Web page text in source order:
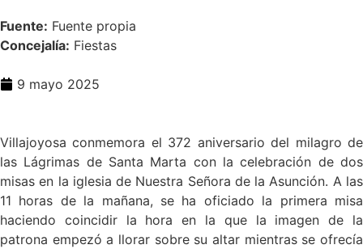
Fuente: Fuente propia
Concejalía: Fiestas
9 mayo 2025
Villajoyosa conmemora el 372 aniversario del milagro de
las Lágrimas de Santa Marta con la celebración de dos
misas en la iglesia de Nuestra Señora de la Asunción. A las
11 horas de la mañana, se ha oficiado la primera misa
haciendo coincidir la hora en la que la imagen de la
patrona empezó a llorar sobre su altar mientras se ofrecía